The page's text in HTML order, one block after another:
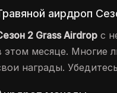
аирдроп
2 Grass Airdrop с
этом месяце. Многие
награды.